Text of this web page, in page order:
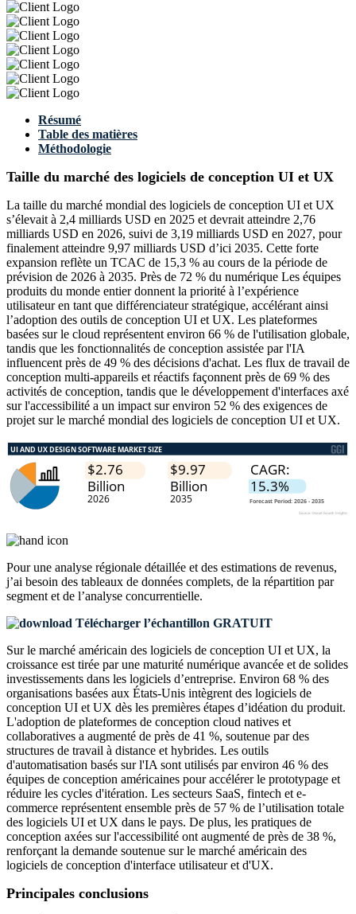
Résumé
Table des matières
Méthodologie
Taille du marché des logiciels de conception UI et UX
La taille du marché mondial des logiciels de conception UI et UX
s’élevait à 2,4 milliards USD en 2025 et devrait atteindre 2,76
milliards USD en 2026, suivi de 3,19 milliards USD en 2027, pour
finalement atteindre 9,97 milliards USD d’ici 2035. Cette forte
expansion reflète un TCAC de 15,3 % au cours de la période de
prévision de 2026 à 2035. Près de 72 % du numérique Les équipes
produits du monde entier donnent la priorité à l’expérience
utilisateur en tant que différenciateur stratégique, accélérant ainsi
l’adoption des outils de conception UI et UX. Les plateformes
basées sur le cloud représentent environ 66 % de l'utilisation globale,
tandis que les fonctionnalités de conception assistée par l'IA
influencent près de 49 % des décisions d'achat. Les flux de travail de
conception multi-appareils et réactifs façonnent près de 69 % des
activités de conception, tandis que le développement d'interfaces axé
sur l'accessibilité a un impact sur environ 52 % des exigences de
projet sur le marché mondial des logiciels de conception UI et UX.
Pour une analyse régionale détaillée et des estimations de revenus,
j’ai besoin des tableaux de données complets, de la répartition par
segment et de l’analyse concurrentielle.
Télécharger l’échantillon GRATUIT
Sur le marché américain des logiciels de conception UI et UX, la
croissance est tirée par une maturité numérique avancée et de solides
investissements dans les logiciels d’entreprise. Environ 68 % des
organisations basées aux États-Unis intègrent des logiciels de
conception UI et UX dès les premières étapes d’idéation du produit.
L'adoption de plateformes de conception cloud natives et
collaboratives a augmenté de près de 41 %, soutenue par des
structures de travail à distance et hybrides. Les outils
d'automatisation basés sur l'IA sont utilisés par environ 46 % des
équipes de conception américaines pour accélérer le prototypage et
réduire les cycles d'itération. Les secteurs SaaS, fintech et e-
commerce représentent ensemble près de 57 % de l’utilisation totale
des logiciels UI et UX dans le pays. De plus, les pratiques de
conception axées sur l'accessibilité ont augmenté de près de 38 %,
renforçant la demande soutenue sur le marché américain des
logiciels de conception d'interface utilisateur et d'UX.
Principales conclusions